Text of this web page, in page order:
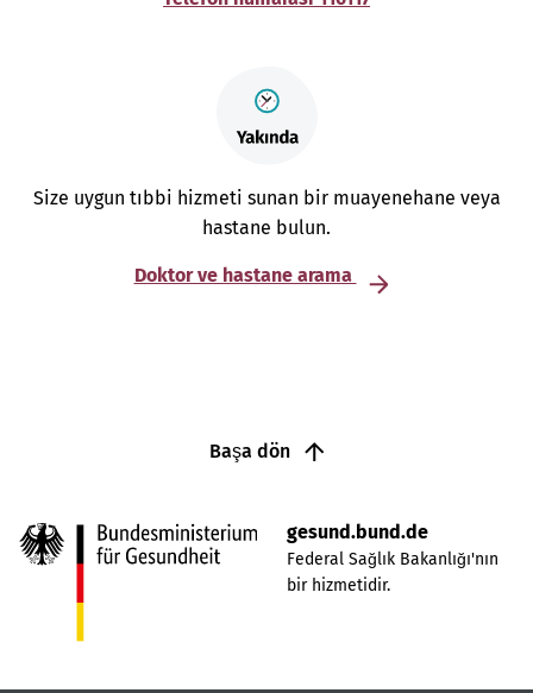
Size uygun tıbbi hizmeti sunan bir muayenehane veya
hastane bulun.
Doktor ve hastane arama
Başa dön
gesund.bund.de
Federal Sağlık Bakanlığı'nın
bir hizmetidir.